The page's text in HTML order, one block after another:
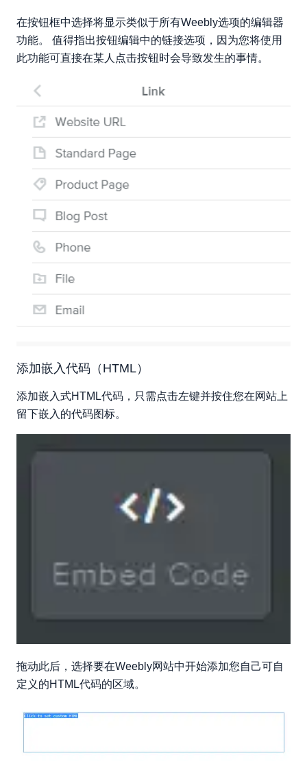
在按钮框中选择将显示类似于所有Weebly选项的编辑器
功能。 值得指出按钮编辑中的链接选项，因为您将使用
此功能可直接在某人点击按钮时会导致发生的事情。
添加嵌入代码（HTML）
添加嵌入式HTML代码，只需点击左键并按住您在网站上
留下嵌入的代码图标。
拖动此后，选择要在Weebly网站中开始添加您自己可自
定义的HTML代码的区域。